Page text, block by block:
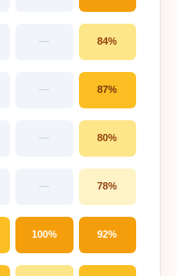
— 84%
— 87%
— 80%
— 78%
100% 92%